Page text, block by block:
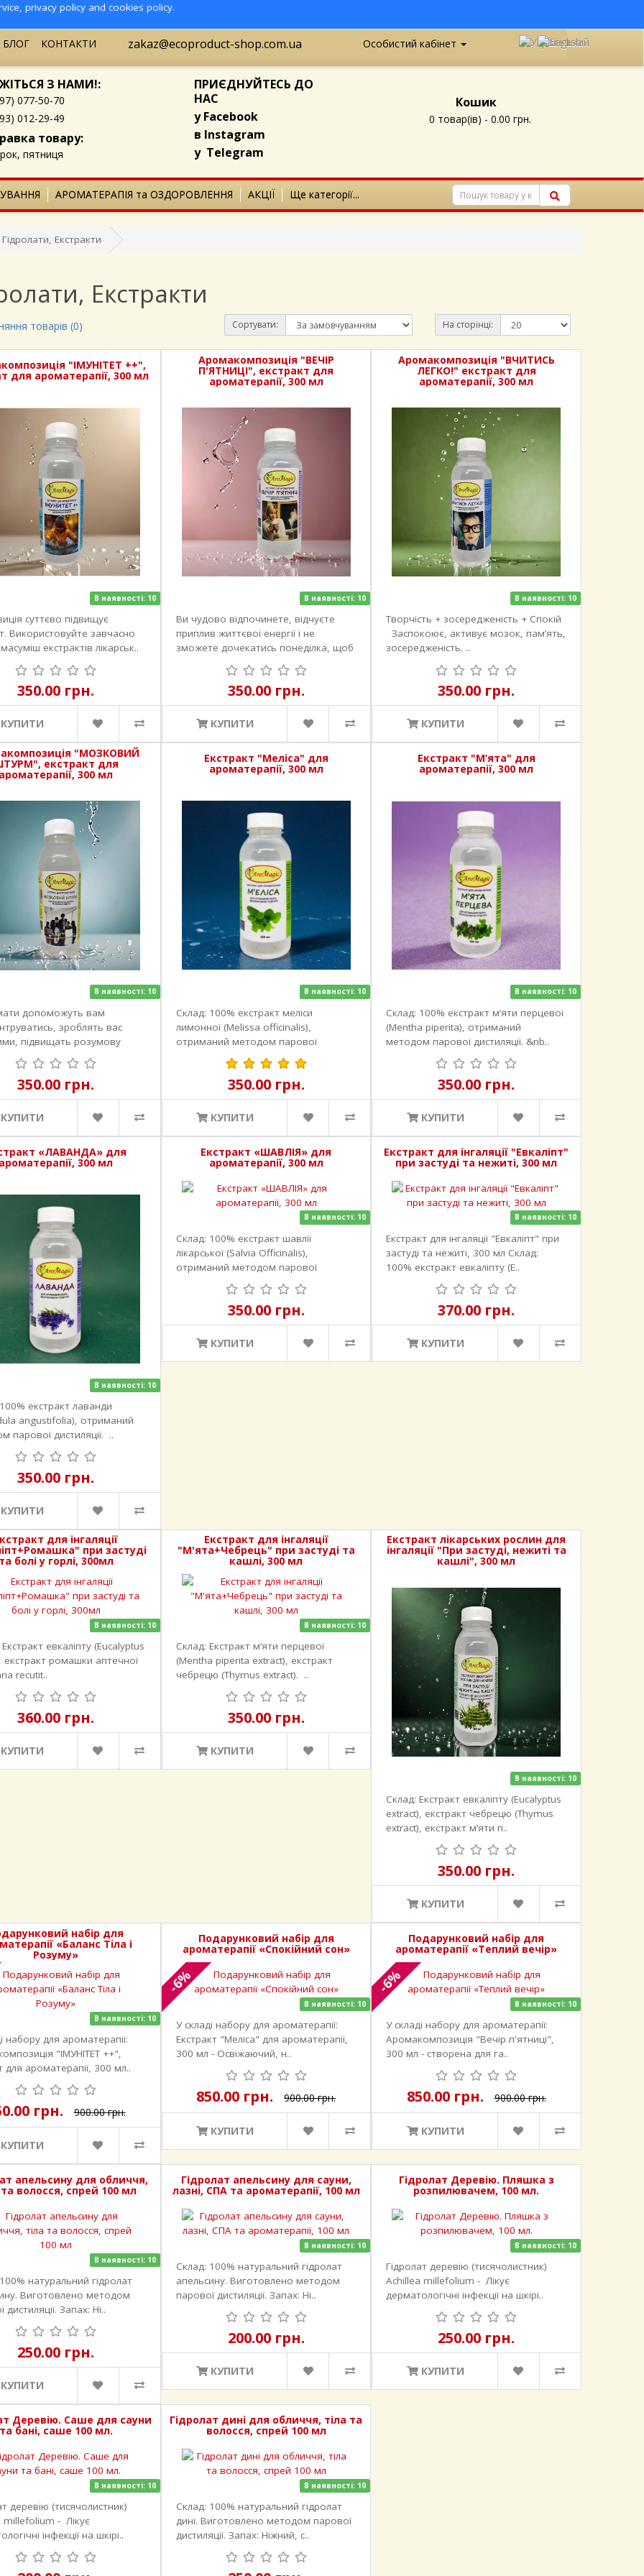
, privacy policy and cookies policy.
БЛОГ КОНТАКТИ zakaz@ecoproduct-shop.com.ua Особистий кабінет
З НАМИ!:
077-50-70
012-29-49
товару:
пятниця
ПРИЄДНУЙТЕСЬ ДО
НАС
уFacebook
в Instagram
у Telegram
Кошик
0 товар(ів) - 0.00 грн.
АРОМАТЕРАПІЯ та ОЗДОРОВЛЕННЯ АКЦІЇ Ще категорії...
Гідролати, Екстракти
Екстракти
товарів (0) Сортувати: На сторінці:
"ІМУНІТЕТ ++",
для ароматерапії, 300 мл
В наявності: 10
суттєво підвищує
Використовуйте завчасно
екстрактів лікарськ..
350.00 грн.
Аромакомпозиція "ВЕЧІР
П'ЯТНИЦІ", екстракт для
ароматерапії, 300 мл
В наявності: 10
Ви чудово відпочинете, відчуєте
приплив життєвої енергії і не
зможете дочекатись понеділка, щоб
350.00 грн.
КУПИТИ
Аромакомпозиція "ВЧИТИСЬ
ЛЕГКО!" екстракт для
ароматерапії, 300 мл
В наявності: 10
Творчість + зосередженість + Спокій
Заспокоює, активує мозок, пам’ять,
зосередженість. ..
350.00 грн.
КУПИТИ
"МОЗКОВИЙ
екстракт для
ароматерапії, 300 мл
В наявності: 10
допоможуть вам
зроблять вас
підвищать розумову
п..
350.00 грн.
Екстракт "Меліса" для
ароматерапії, 300 мл
В наявності: 10
Склад: 100% екстракт меліси
лимонної (Melissa officinalis),
отриманий методом парової
дистиляції. ..
350.00 грн.
КУПИТИ
Екстракт "М’ята" для
ароматерапії, 300 мл
В наявності: 10
Склад: 100% екстракт м’яти перцевої
(Mentha piperita), отриманий
методом парової дистиляції. &nb..
350.00 грн.
КУПИТИ
«ЛАВАНДА» для
ароматерапії, 300 мл
В наявності: 10
екстракт лаванди
angustifolia), отриманий
парової дистиляції. ..
350.00 грн.
Екстракт «ШАВЛІЯ» для
ароматерапії, 300 мл
В наявності: 10
Склад: 100% екстракт шавлії
лікарської (Salvia Officinalis),
отриманий методом парової
дистиляції. ..
350.00 грн.
КУПИТИ
Екстракт для інгаляції "Евкаліпт"
при застуді та нежиті, 300 мл
В наявності: 10
Екстракт для інгаляції "Евкаліпт" при
застуді та нежиті, 300 мл Склад:
100% екстракт евкаліпту (E..
370.00 грн.
КУПИТИ
для інгаляції
при застуді
та болі у горлі, 300мл
В наявності: 10
евкаліпту (Eucalyptus
екстракт ромашки аптечної
recutit..
360.00 грн.
Екстракт для інгаляції
"М'ята+Чебрець" при застуді та
кашлі, 300 мл
В наявності: 10
Склад: Екстракт м’яти перцевої
(Mentha piperita extract), екстракт
чебрецю (Thymus extract). ..
350.00 грн.
КУПИТИ
Екстракт лікарських рослин для
інгаляції "При застуді, нежиті та
кашлі", 300 мл
В наявності: 10
Склад: Екстракт евкаліпту (Eucalyptus
extract), екстракт чебрецю (Thymus
extract), екстракт м’яти п..
350.00 грн.
КУПИТИ
набір для
«Баланс Тіла і
Розуму»
В наявності: 10
набору для ароматерапії:
"ІМУНІТЕТ ++",
для ароматерапії, 300 мл..
грн. 900.00 грн.
Подарунковий набір для
ароматерапії «Спокійний сон»
-6%
В наявності: 10
У складі набору для ароматерапії:
Екстракт "Меліса" для ароматерапії,
300 мл - Освіжаючий, н..
850.00 грн. 900.00 грн.
КУПИТИ
Подарунковий набір для
ароматерапії «Теплий вечір»
-6%
В наявності: 10
У складі набору для ароматерапії:
Аромакомпозиція "Вечір п'ятниці",
300 мл - створена для га..
850.00 грн. 900.00 грн.
КУПИТИ
апельсину для обличчя,
та волосся, спрей 100 мл
В наявності: 10
натуральний гідролат
Виготовлено методом
дистиляції. Запах: Ні..
250.00 грн.
Гідролат апельсину для сауни,
лазні, СПА та ароматерапії, 100 мл
В наявності: 10
Склад: 100% натуральний гідролат
апельсину. Виготовлено методом
парової дистиляції. Запах: Ні..
200.00 грн.
КУПИТИ
Гідролат Деревію. Пляшка з
розпилювачем, 100 мл.
В наявності: 10
Гідролат деревію (тисячолистник)
Achillea millefolium - Лікує
дерматологічні інфекції на шкірі..
250.00 грн.
КУПИТИ
Деревію. Саше для сауни
та бані, саше 100 мл.
В наявності: 10
деревію (тисячолистник)
millefolium - Лікує
інфекції на шкірі..
Гідролат дині для обличчя, тіла та
волосся, спрей 100 мл
В наявності: 10
Склад: 100% натуральний гідролат
дині. Виготовлено методом парової
дистиляції. Запах: Ніжний, с..